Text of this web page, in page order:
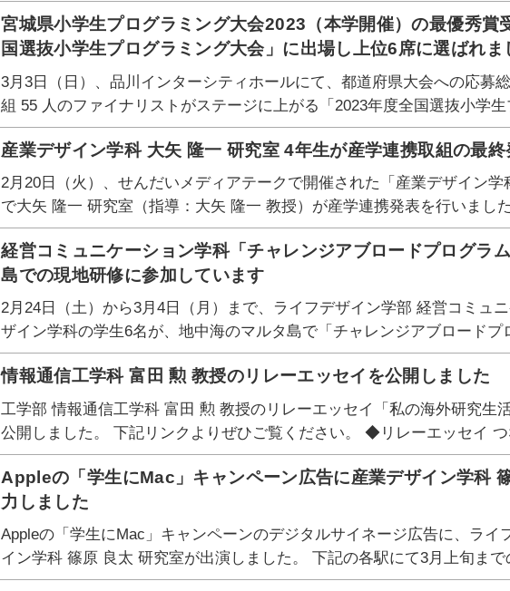
宮城県小学生プログラミング大会2023（本学開催）の最優秀賞
国選抜小学生プログラミング大会」に出場し上位6席に選ばれま
3月3日（日）、品川インターシティホールにて、都道府県大会への応募
組 55 人のファイナリストがステージに上がる「2023年度全国選抜小学
産業デザイン学科 大矢 隆一 研究室 4年生が産学連携取組の最
2月20日（火）、せんだいメディアテークで開催された「産業デザイン学
で大矢 隆一 研究室（指導：大矢 隆一 教授）が産学連携発表を行いま
経営コミュニケーション学科「チャレンジアブロードプログラ
島での現地研修に参加しています
2月24日（土）から3月4日（月）まで、ライフデザイン学部 経営コミュ
ザイン学科の学生6名が、地中海のマルタ島で「チャレンジアブロード
情報通信工学科 富田 勲 教授のリレーエッセイを公開しました
工学部 情報通信工学科 富田 勲 教授のリレーエッセイ「私の海外研究生
公開しました。 下記リンクよりぜひご覧ください。 ◆リレーエッセイ
Appleの「学生にMac」キャンペーン広告に産業デザイン学科
力しました
Appleの「学生にMac」キャンペーンのデジタルサイネージ広告に、ライ
イン学科 篠原 良太 研究室が出演しました。 下記の各駅にて3月上旬ま